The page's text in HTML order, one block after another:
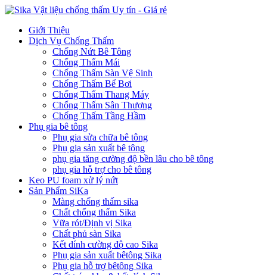
Giới Thiệu
Dịch Vụ Chống Thấm
Chống Nứt Bê Tông
Chống Thấm Mái
Chống Thấm Sàn Vệ Sinh
Chống Thấm Bể Bơi
Chống Thấm Thang Máy
Chống Thấm Sân Thượng
Chống Thấm Tầng Hầm
Phụ gia bê tông
Phụ gia sửa chữa bê tông
Phụ gia sản xuất bê tông
phụ gia tăng cường độ bền lâu cho bê tông
phụ gia hỗ trợ cho bê tông
Keo PU foam xử lý nứt
Sản Phẩm SiKa
Màng chống thấm sika
Chất chống thấm Sika
Vữa rót/Định vị Sika
Chất phủ sàn Sika
Kết dính cường độ cao Sika
Phụ gia sản xuất bêtông Sika
Phụ gia hỗ trợ bêtông Sika